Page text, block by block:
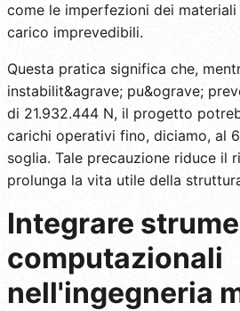
come le imperfezioni dei
carico imprevedibili.
Questa pratica significa che,
instabilit&agrave; pu&ograve;
di 21.932.444 N, il progetto
carichi operativi fino, diciamo, al
soglia. Tale precauzione riduce il
prolunga la vita utile della
Integrare
computazionali
nell'ingegneria